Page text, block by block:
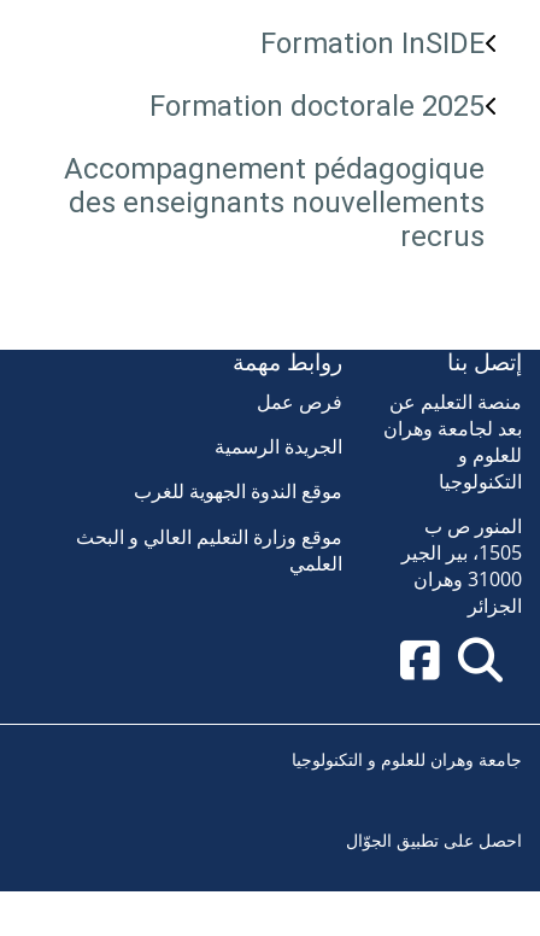
Formation InSIDE
Formation doctorale 2025
Accompagnement pédagogique
des enseignants nouvellements
recrus
إتصل بنا
منصة التعليم عن
بعد لجامعة وهران
للعلوم و
التكنولوجيا
المنور ص ب
1505، بير الجير
31000 وهران
الجزائر
روابط مهمة
فرص عمل
الجريدة الرسمية
موقع الندوة الجهوية للغرب
موقع وزارة التعليم العالي و البحث
العلمي
جامعة وهران للعلوم و التكنولوجيا
احصل على تطبيق الجوّال